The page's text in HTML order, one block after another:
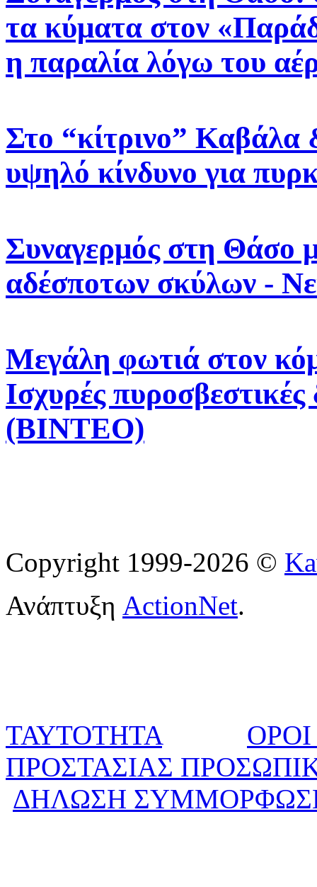
τα κύματα στον
η παραλία λόγω του
Στο “κίτρινο”
υψηλό κίνδυνο για
Συναγερμός στη Θάσο
αδέσποτων σκύλων -
Μεγάλη φωτιά στον
Ισχυρές
(ΒΙΝΤΕΟ)
Copyright 1999-2026 ©
Ανάπτυξη ActionNet.
ΤΑΥΤΟΤΗΤΑ
ΠΡΟΣΤΑΣΙΑΣ
ΔΗΛΩΣΗ